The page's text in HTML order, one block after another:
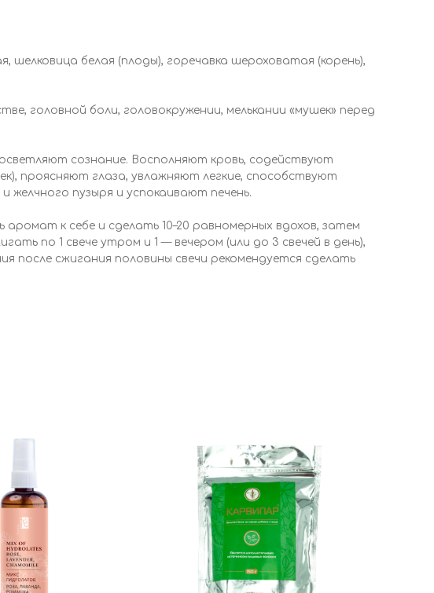
шелковица белая (плоды), горечавка шероховатая (корень),
головной боли, головокружении, мелькании «мушек» перед
сознание. Восполняют кровь, содействуют
проясняют глаза, увлажняют легкие, способствуют
пузыря и успокаивают печень.
к себе и сделать 10–20 равномерных вдохов, затем
по 1 свече утром и 1 — вечером (или до 3 свечей в день),
после сжигания половины свечи рекомендуется сделать